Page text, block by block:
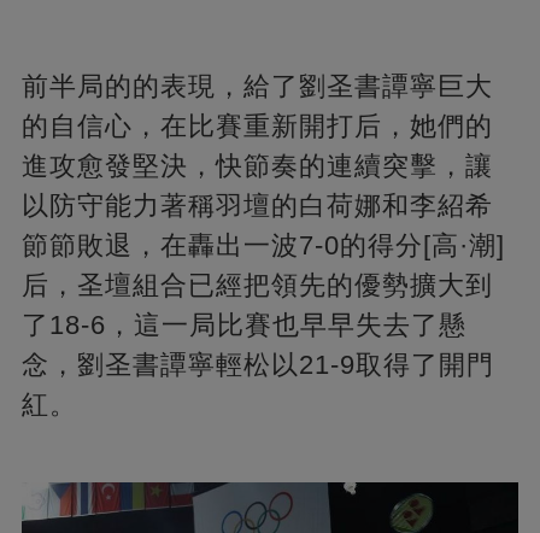
前半局的的表現，給了劉圣書譚寧巨大
的自信心，在比賽重新開打后，她們的
進攻愈發堅決，快節奏的連續突擊，讓
以防守能力著稱羽壇的白荷娜和李紹希
節節敗退，在轟出一波7-0的得分[高·潮]
后，圣壇組合已經把領先的優勢擴大到
了18-6，這一局比賽也早早失去了懸
念，劉圣書譚寧輕松以21-9取得了開門
紅。